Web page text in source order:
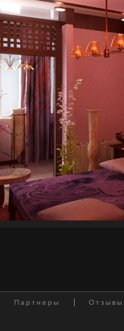
Партнеры Отзывы